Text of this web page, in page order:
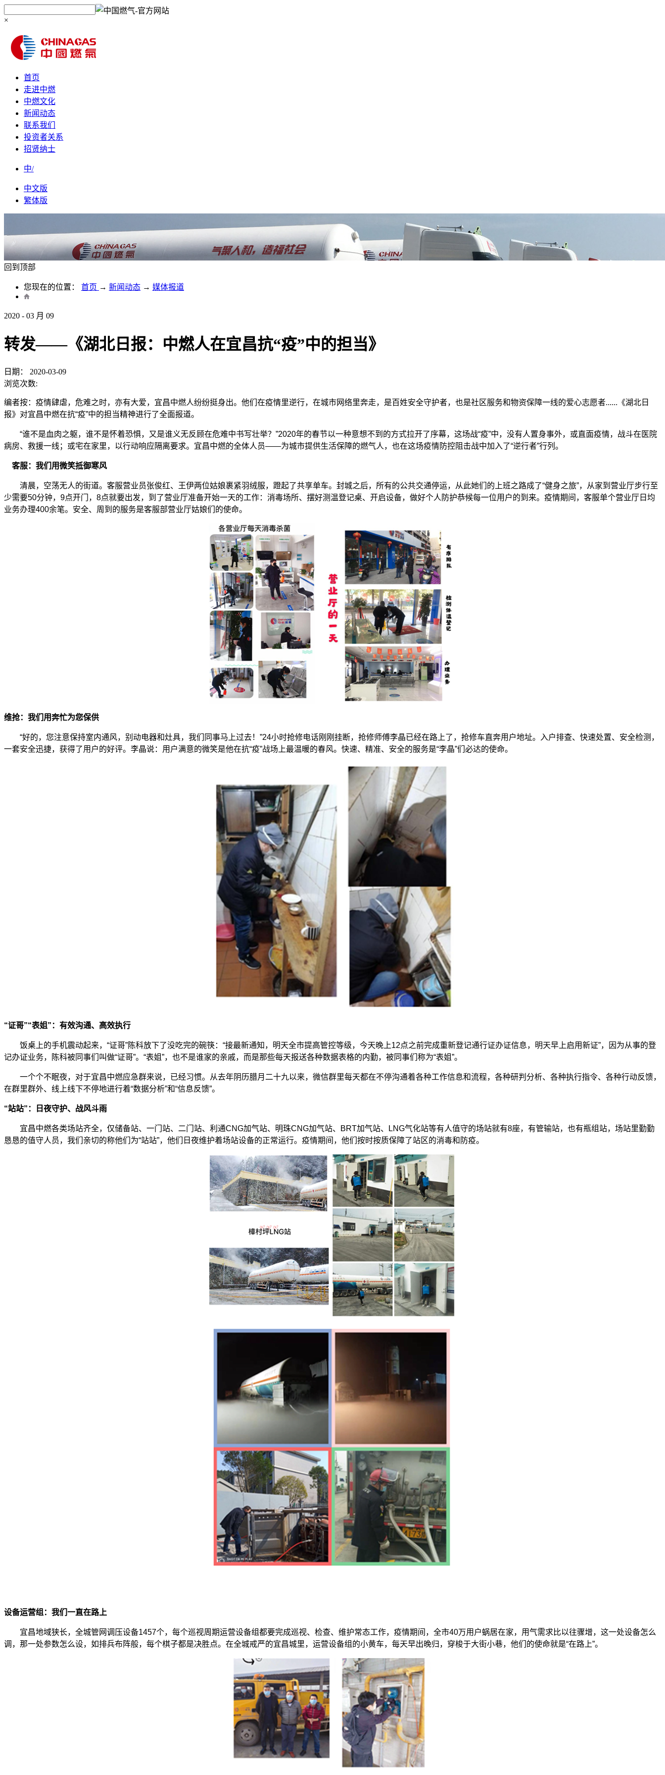
×
首页
走进中燃
中燃文化
新闻动态
联系我们
投资者关系
招贤纳士
中/
中文版
繁体版
回到顶部
您现在的位置： 首页 → 新闻动态 → 媒体报道
2020 - 03 月 09
转发——《湖北日报：中燃人在宜昌抗“疫”中的担当》
日期：
2020-03-09
浏览次数:
编者按：疫情肆虐，危难之时，亦有大爱，宜昌中燃人纷纷挺身出。他们在疫情里逆行，在城市网络里奔走，是百姓安全守护者，也是社区服务和物资保障一线的爱心志愿者......《湖北日
报》对宜昌中燃在抗“疫”中的担当精神进行了全面报道。
“谁不是血肉之躯，谁不是怀着恐惧，又是谁义无反顾在危难中书写壮举？”2020年的春节以一种意想不到的方式拉开了序幕，这场战“疫”中，没有人置身事外，或直面疫情，战斗在医院
病房、救援一线；或宅在家里，以行动响应隔离要求。宜昌中燃的全体人员——为城市提供生活保障的燃气人，也在这场疫情防控阻击战中加入了“逆行者”行列。
客服：我们用微笑抵御寒风
清晨，空荡无人的街道。客服营业员张俊红、王伊两位姑娘裹紧羽绒服，蹬起了共享单车。封城之后，所有的公共交通停运，从此她们的上班之路成了“健身之旅”，从家到营业厅步行至
少需要50分钟，9点开门，8点就要出发，到了营业厅准备开始一天的工作：消毒场所、摆好测温登记桌、开启设备，做好个人防护恭候每一位用户的到来。疫情期间，客服单个营业厅日均
业务办理400余笔。安全、周到的服务是客服部营业厅姑娘们的使命。
维抢：我们用奔忙为您保供
“好的，您注意保持室内通风，别动电器和灶具，我们同事马上过去！”24小时抢修电话刚刚挂断，抢修师傅李晶已经在路上了，抢修车直奔用户地址。入户排查、快速处置、安全检测，
一套安全迅捷，获得了用户的好评。李晶说：用户满意的微笑是他在抗“疫”战场上最温暖的春风。快速、精准、安全的服务是“李晶”们必达的使命。
“证哥”“表姐”：有效沟通、高效执行
饭桌上的手机震动起来，“证哥”陈科放下了没吃完的碗筷：“接最新通知，明天全市提高管控等级，今天晚上12点之前完成重新登记通行证办证信息，明天早上启用新证”，因为从事的登
记办证业务，陈科被同事们叫做“证哥”。“表姐”，也不是谁家的亲戚，而是那些每天报送各种数据表格的内勤，被同事们称为“表姐”。
一个个不眠夜，对于宜昌中燃应急群来说，已经习惯。从去年阴历腊月二十九以来，微信群里每天都在不停沟通着各种工作信息和流程，各种研判分析、各种执行指令、各种行动反馈，
在群里群外、线上线下不停地进行着“数据分析”和“信息反馈”。
“站站”：日夜守护、战风斗雨
宜昌中燃各类场站齐全，仅储备站、一门站、二门站、利通CNG加气站、明珠CNG加气站、BRT加气站、LNG气化站等有人值守的场站就有8座，有管输站，也有瓶组站，场站里勤勤
恳恳的值守人员，我们亲切的称他们为“站站”，他们日夜维护着场站设备的正常运行。疫情期间，他们按时按质保障了站区的消毒和防疫。
设备运营组：我们一直在路上
宜昌地域狭长，全城管网调压设备1457个，每个巡视周期运营设备组都要完成巡视、检查、维护常态工作，疫情期间，全市40万用户蜗居在家，用气需求比以往骤增，这一处设备怎么
调，那一处参数怎么设，如排兵布阵般，每个棋子都是决胜点。在全城戒严的宜昌城里，运营设备组的小黄车，每天早出晚归，穿梭于大街小巷，他们的使命就是“在路上”。